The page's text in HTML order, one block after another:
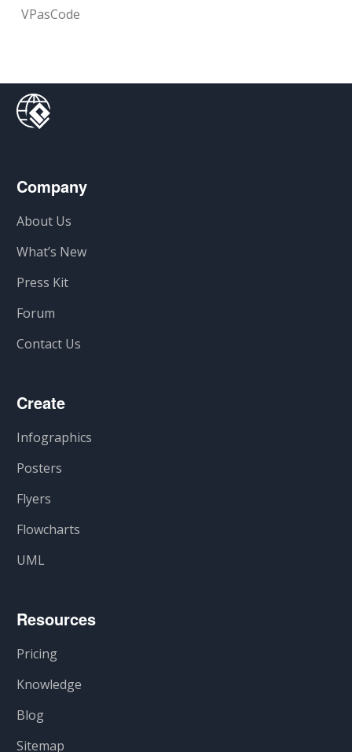
VPasCode
Company
About Us
What’s New
Press Kit
Forum
Contact Us
Create
Infographics
Posters
Flyers
Flowcharts
UML
Resources
Pricing
Knowledge
Blog
Sitemap